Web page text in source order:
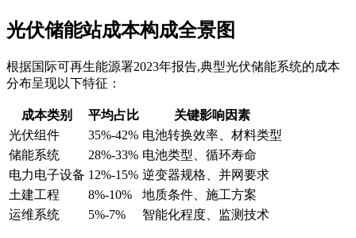
光伏储能站成本构成全景图
根据国际可再生能源署2023年报告,典型光伏储能系统的成本
分布呈现以下特征：
成本类别 平均占比
关键影响因素
光伏组件
35%-42% 电池转换效率、材料类型
储能系统
28%-33% 电池类型、循环寿命
电力电子设备 12%-15% 逆变器规格、并网要求
土建工程
8%-10%
地质条件、施工方案
运维系统
5%-7% 智能化程度、监测技术